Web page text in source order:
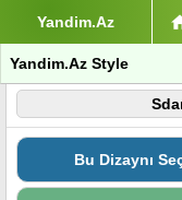
Yandim.Az
Yandim.Az Style
Bu Dizaynı